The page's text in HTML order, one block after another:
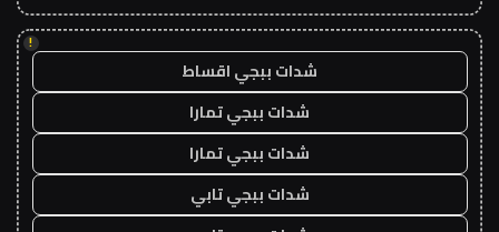
!
شدات ببجي اقساط
شدات ببجي تمارا
شدات ببجي تمارا
شدات ببجي تابي